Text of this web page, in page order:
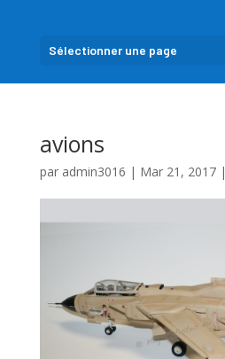
Sélectionner une page
avions
par admin3016 | Mar 21, 2017|